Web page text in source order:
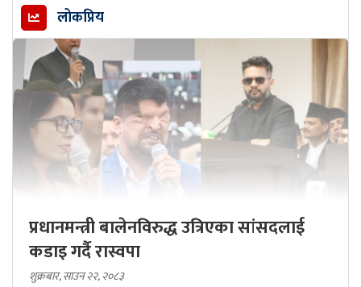
लोकप्रिय
प्रधानमन्त्री बालेनविरुद्ध उत्रिएका सांसदलाई
कडाइ गर्दै रास्वपा
शुक्रबार, साउन २२, २०८३